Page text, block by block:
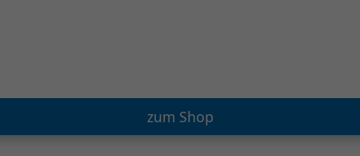
zum Shop